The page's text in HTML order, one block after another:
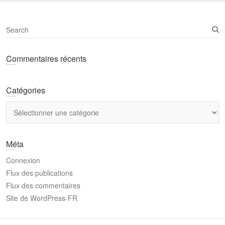
S
e
r
Commentaires récents
Catégories
Méta
Connexion
Flux des publications
Flux des commentaires
Site de WordPress-FR